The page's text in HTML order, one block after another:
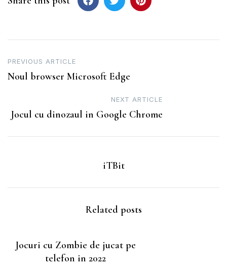
Post
navigation
PREVIOUS ARTICLE
Noul browser Microsoft Edge
NEXT ARTICLE
Jocul cu dinozaul in Google Chrome
iTBit
Related posts
Jocuri cu Zombie de jucat pe
telefon in 2022